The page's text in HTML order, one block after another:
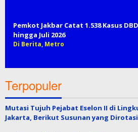
Pemkot Jakbar Catat 1.538 Kasus DBD
hingga Juli 2026
Di Berita, Metro
Terpopuler
Mutasi Tujuh Pejabat Eselon II di
Jakarta, Berikut Susunan yang